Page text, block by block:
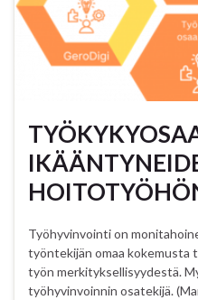
Työhyvinvointi on
työntekijän omaa kokemusta
työn merkityksellisyydestä.
työhyvinvoinnin osatekijä.